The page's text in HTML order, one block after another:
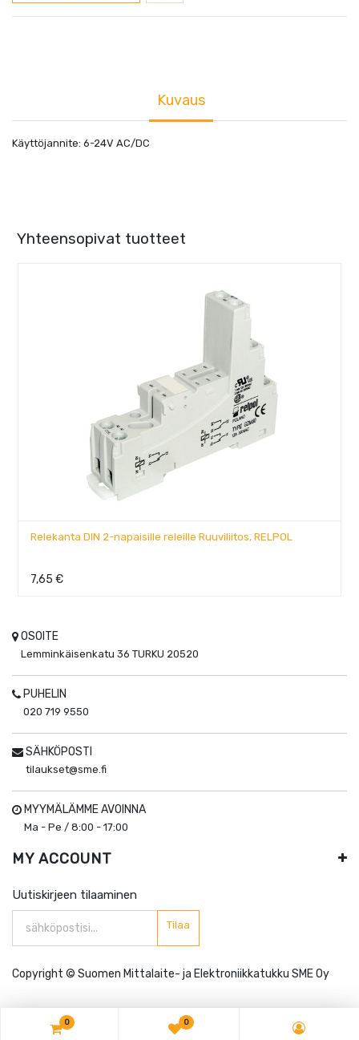
0 0
0 0
Kuvaus
Käyttöjannite: 6-24V AC/DC
Yhteensopivat tuotteet
Relekanta DIN 2-napaisille releille Ruuviliitos, RELPOL
7,65 €
OSOITE
Lemminkäisenkatu 36 TURKU 20520
PUHELIN
020 719 9550
SÄHKÖPOSTI
tilaukset@sme.fi
MYYMÄLÄMME AVOINNA
Ma - Pe / 8:00 - 17:00
MY ACCOUNT
Uutiskirjeen tilaaminen
Tilaa
Copyright © Suomen Mittalaite- ja Elektroniikkatukku SME Oy